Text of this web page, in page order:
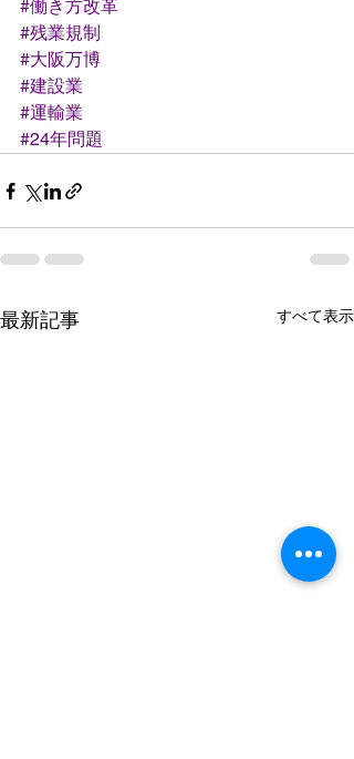
#働き方改革
#残業規制
#大阪万博
#建設業
#運輸業
#24年問題
最新記事 すべて表示